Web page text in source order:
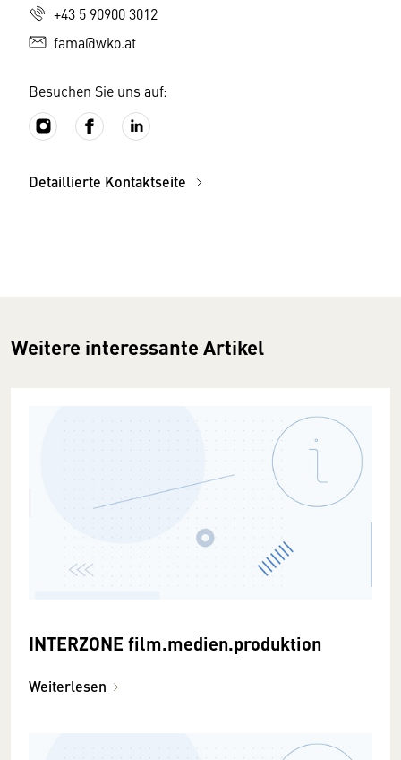
+43 5 90900 3012
fama@wko.at
Besuchen Sie uns auf:
Detaillierte Kontaktseite
Weitere interessante Artikel
INTERZONE film.medien.produktion
Weiterlesen